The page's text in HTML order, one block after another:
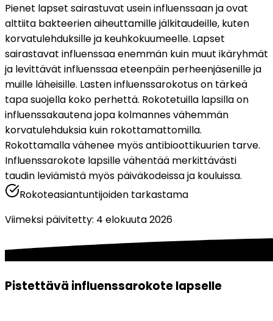
Pienet lapset sairastuvat usein influenssaan ja ovat
alttiita bakteerien aiheuttamille jälkitaudeille, kuten
korvatulehduksille ja keuhkokuumeelle. Lapset
sairastavat influenssaa enemmän kuin muut ikäryhmät
ja levittävät influenssaa eteenpäin perheenjäsenille ja
muille läheisille. Lasten influenssarokotus on tärkeä
tapa suojella koko perhettä. Rokotetuilla lapsilla on
influenssakautena jopa kolmannes vähemmän
korvatulehduksia kuin rokottamattomilla.
Rokottamalla vähenee myös antibioottikuurien tarve.
Influenssarokote lapsille vähentää merkittävästi
taudin leviämistä myös päiväkodeissa ja kouluissa.
Rokoteasiantuntijoiden tarkastama
Viimeksi päivitetty: 4 elokuuta 2026
Pistettävä influenssarokote lapselle